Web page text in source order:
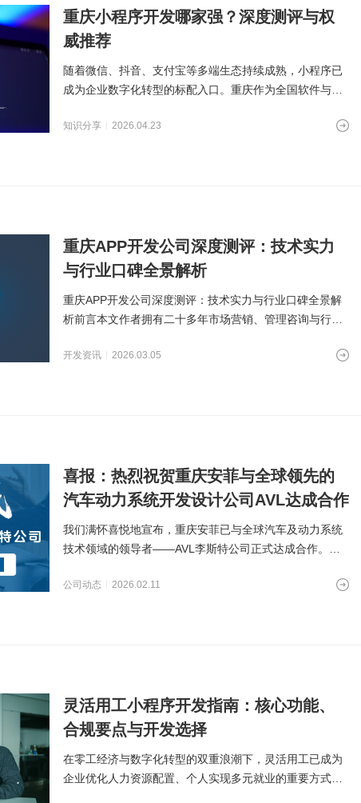
重庆小程序开发哪家强？深度测评与权
威推荐
随着微信、抖音、支付宝等多端生态持续成熟，小程序已
成为企业数字化转型的标配入口。重庆作为全国软件与信
知识分享 2026.04.23
重庆APP开发公司深度测评：技术实力
与行业口碑全景解析
重庆APP开发公司深度测评：技术实力与行业口碑全景解
析前言本文作者拥有二十多年市场营销、管理咨询与行业
开发资讯 2026.03.05
喜报：热烈祝贺重庆安菲与全球领先的
汽车动力系统开发设计公司AVL达成合作
我们满怀喜悦地宣布，重庆安菲已与全球汽车及动力系统
技术领域的领导者——AVL李斯特公司正式达成合作。这
公司动态 2026.02.11
灵活用工小程序开发指南：核心功能、
合规要点与开发选择
在零工经济与数字化转型的双重浪潮下，灵活用工已成为
企业优化人力资源配置、个人实现多元就业的重要方式。